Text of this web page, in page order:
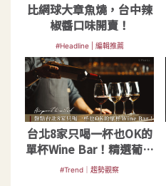
比網球大章魚燒，台中辣
椒醬口味開賣！
#Headline | 編輯推薦
台北8家只喝一杯也OK的
單杯Wine Bar！精選葡萄
酒吧菜單、低消
#Trend｜趨勢觀察